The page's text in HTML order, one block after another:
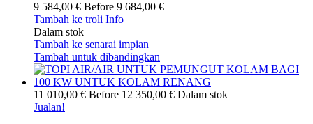
9 584,00 € Before 9 684,00 €
Tambah ke troli Info
Dalam stok
Tambah ke senarai impian
Tambah untuk dibandingkan
11 010,00 € Before 12 350,00 € Dalam stok
Jualan!